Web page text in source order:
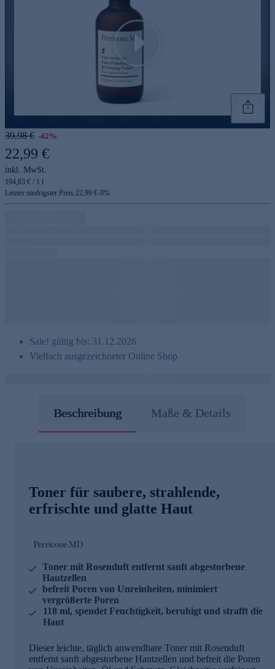
Play
39,98 € -42%
22,99 €
inkl. MwSt.
194,83 € / 1 l
Letzter niedrigster Preis:22,99 €-0%
Sale! gültig bis: 31.12.2026
Vielfach ausgezeichneter Online Shop
Beschreibung Maße & Details
Toner für saubere, strahlende,
erfrischte und glatte Haut
Toner mit Rosenduft entfernt sanft abgestorbene
Hautzellen
befreit Poren von Unreinheiten, minimiert
vergrößerte Poren
118 ml, spendet Feuchtigkeit, beruhigt und strafft die
Haut
Dieser leichte, täglich anwendbare Toner mit Rosenduft
entfernt sanft abgestorbene Hautzellen und befreit die Poren